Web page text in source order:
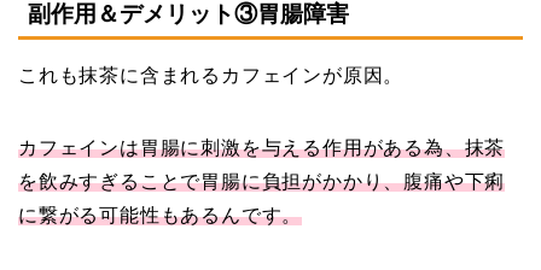
副作用＆デメリット③胃腸障害
これも抹茶に含まれるカフェインが原因。
カフェインは胃腸に刺激を与える作用がある為、抹茶
を飲みすぎることで胃腸に負担がかかり、腹痛や下痢
に繋がる可能性もあるんです。